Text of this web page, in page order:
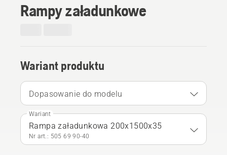
Rampy załadunkowe
Wariant produktu
Dopasowanie do modelu
Wariant
Rampa załadunkowa 200x1500x35
Nr art.: 505 69 90‑40